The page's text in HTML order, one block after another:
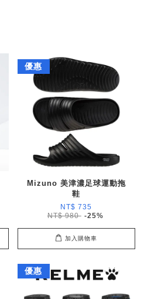
優惠
Mizuno 美津濃足球運動拖
鞋
NT$ 735
NT$ 980 -25%
加入購物車
優惠